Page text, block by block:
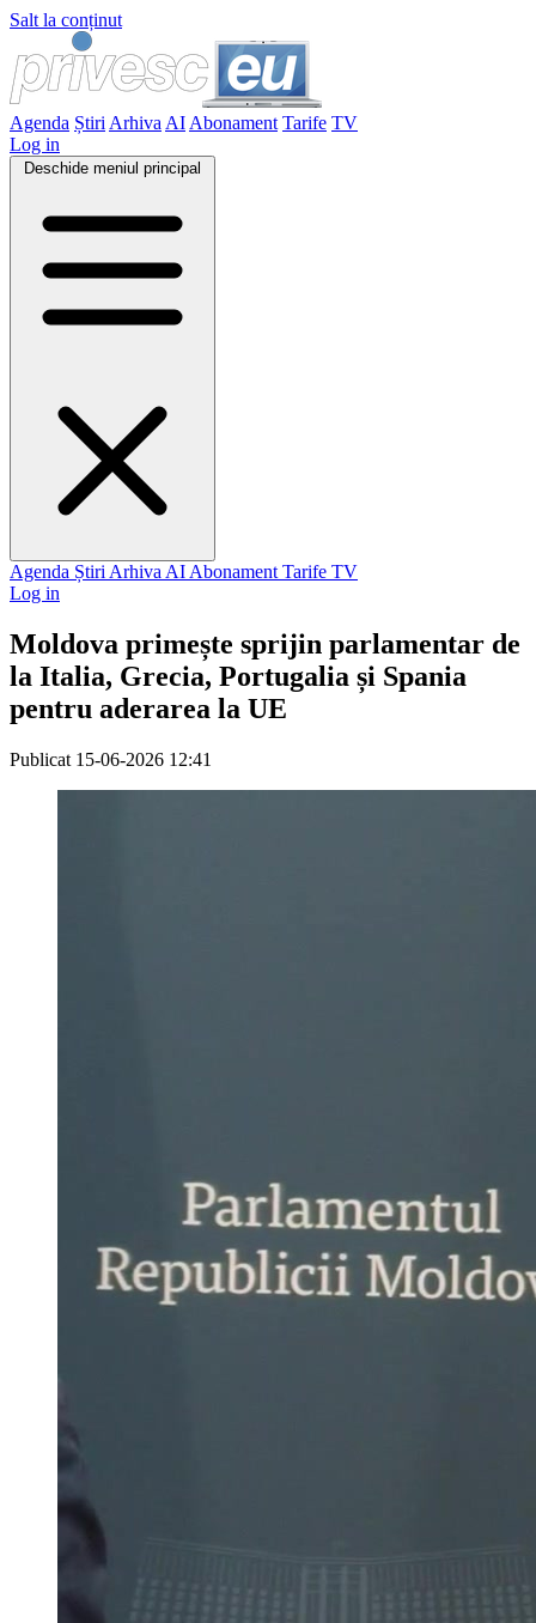
Salt la conținut
Agenda Știri Arhiva AI Abonament Tarife TV
Log in
Deschide meniul principal
Agenda Știri Arhiva AI Abonament Tarife TV
Log in
Moldova primește sprijin parlamentar de
la Italia, Grecia, Portugalia și Spania
pentru aderarea la UE
Publicat 15-06-2026 12:41